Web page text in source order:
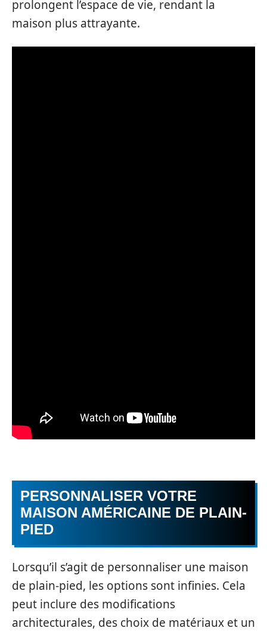
prolongent l’espace de vie, rendant la
maison plus attrayante.
PERSONNALISER VOTRE
MAISON AMÉRICAINE DE PLAIN-
PIED
Lorsqu’il s’agit de personnaliser une maison
de plain-pied, les options sont infinies. Cela
peut inclure des modifications
architecturales, des choix de matériaux et un